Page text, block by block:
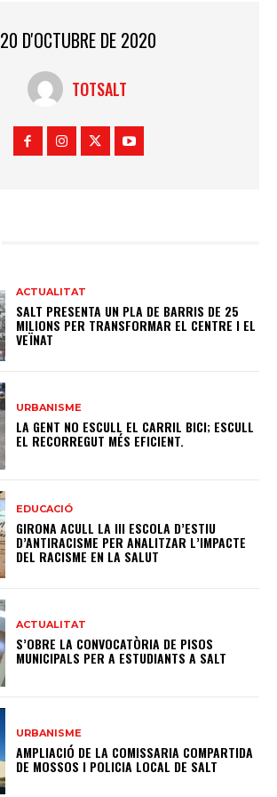
20 D'OCTUBRE DE 2020
TOTSALT
ACTUALITAT
SALT PRESENTA UN PLA DE BARRIS DE 25
MILIONS PER TRANSFORMAR EL CENTRE I EL
VEÏNAT
URBANISME
LA GENT NO ESCULL EL CARRIL BICI; ESCULL
EL RECORREGUT MÉS EFICIENT.
EDUCACIÓ
GIRONA ACULL LA III ESCOLA D’ESTIU
D’ANTIRACISME PER ANALITZAR L’IMPACTE
DEL RACISME EN LA SALUT
ACTUALITAT
S’OBRE LA CONVOCATÒRIA DE PISOS
MUNICIPALS PER A ESTUDIANTS A SALT
URBANISME
AMPLIACIÓ DE LA COMISSARIA COMPARTIDA
DE MOSSOS I POLICIA LOCAL DE SALT